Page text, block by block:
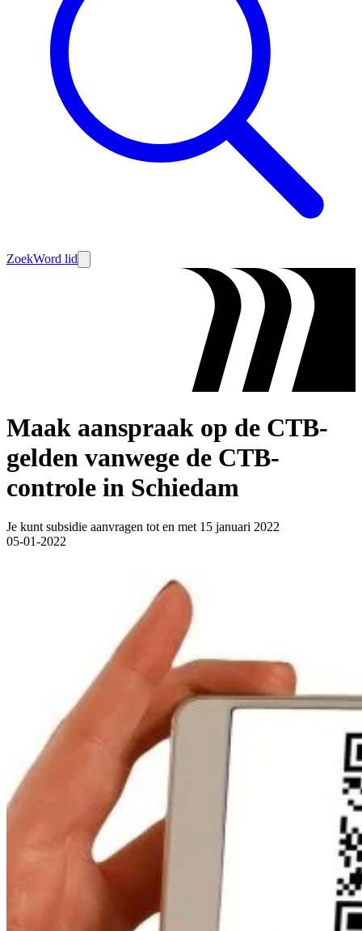
ZoekWord lid
Maak aanspraak op de CTB-
gelden vanwege de CTB-
controle in Schiedam
Je kunt subsidie aanvragen tot en met 15 januari 2022
05-01-2022